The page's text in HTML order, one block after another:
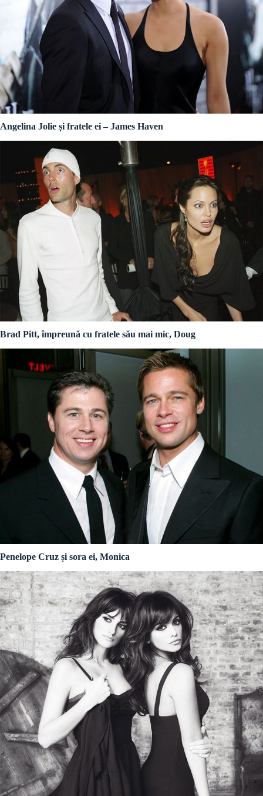
Angelina Jolie și fratele ei – James Haven
Brad Pitt, împreună cu fratele său mai mic, Doug
Penelope Cruz și sora ei, Monica